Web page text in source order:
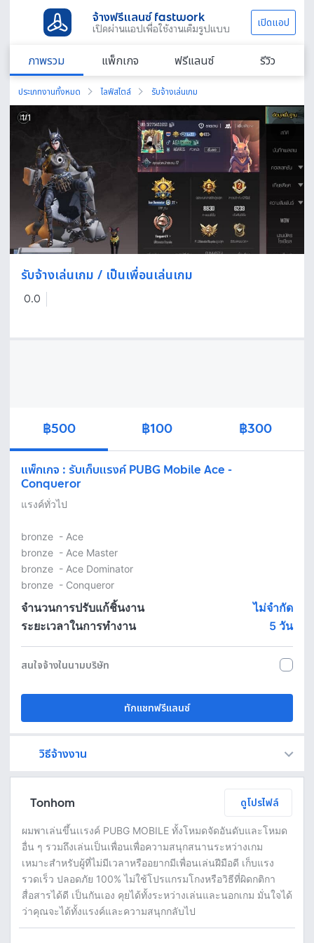
จ้างฟรีแลนซ์ fastwork
เปิดผ่านแอปเพื่อใช้งานเต็มรูปแบบ เปิดแอป
ภาพรวม แพ็กเกจ ฟรีแลนซ์ รีวิว
ประเภทงานทั้งหมด ไลฟ์สไตล์ รับจ้างเล่นเกม
1/1
รับจ้างเล่นเกม / เป็นเพื่อนเล่นเกม
0.0
฿500 ฿100 ฿300
แพ็กเกจ : รับเก็บเเรงค์ PUBG Mobile Ace -
Conqueror
แรงค์ทั่วไป
bronze  - Ace
bronze  - Ace Master
bronze  - Ace Dominator
bronze  - Conqueror
จำนวนการปรับแก้ชิ้นงาน
ไม่จำกัด
ระยะเวลาในการทำงาน
5 วัน
สนใจจ้างในนามบริษัท
ทักแชทฟรีแลนซ์
วิธีจ้างงาน
Tonhom ดูโปรไฟล์
ผมพาเล่นขึ้นเเรงค์ PUBG MOBILE ทั้งโหมดจัดอันดับและโหมด
อื่น ๆ รวมถึงเล่นเป็นเพื่อนเพื่อความสนุกสนานระหว่างเกม
เหมาะสำหรับผู้ที่ไม่มีเวลาหรืออยากมีเพื่อนเล่นฝีมือดี เก็บแรง
รวดเร็ว ปลอดภัย 100% ไม่ใช้โปรแกรมโกงหรือวิธีที่ผิดกติกา
สื่อสารได้ดี เป็นกันเอง คุยได้ทั้งระหว่างเล่นและนอกเกม มั่นใจได้
ว่าคุณจะได้ทั้งแรงค์และความสนุกกลับไป